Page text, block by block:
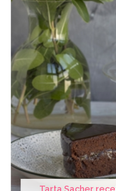
Tarta Sacher